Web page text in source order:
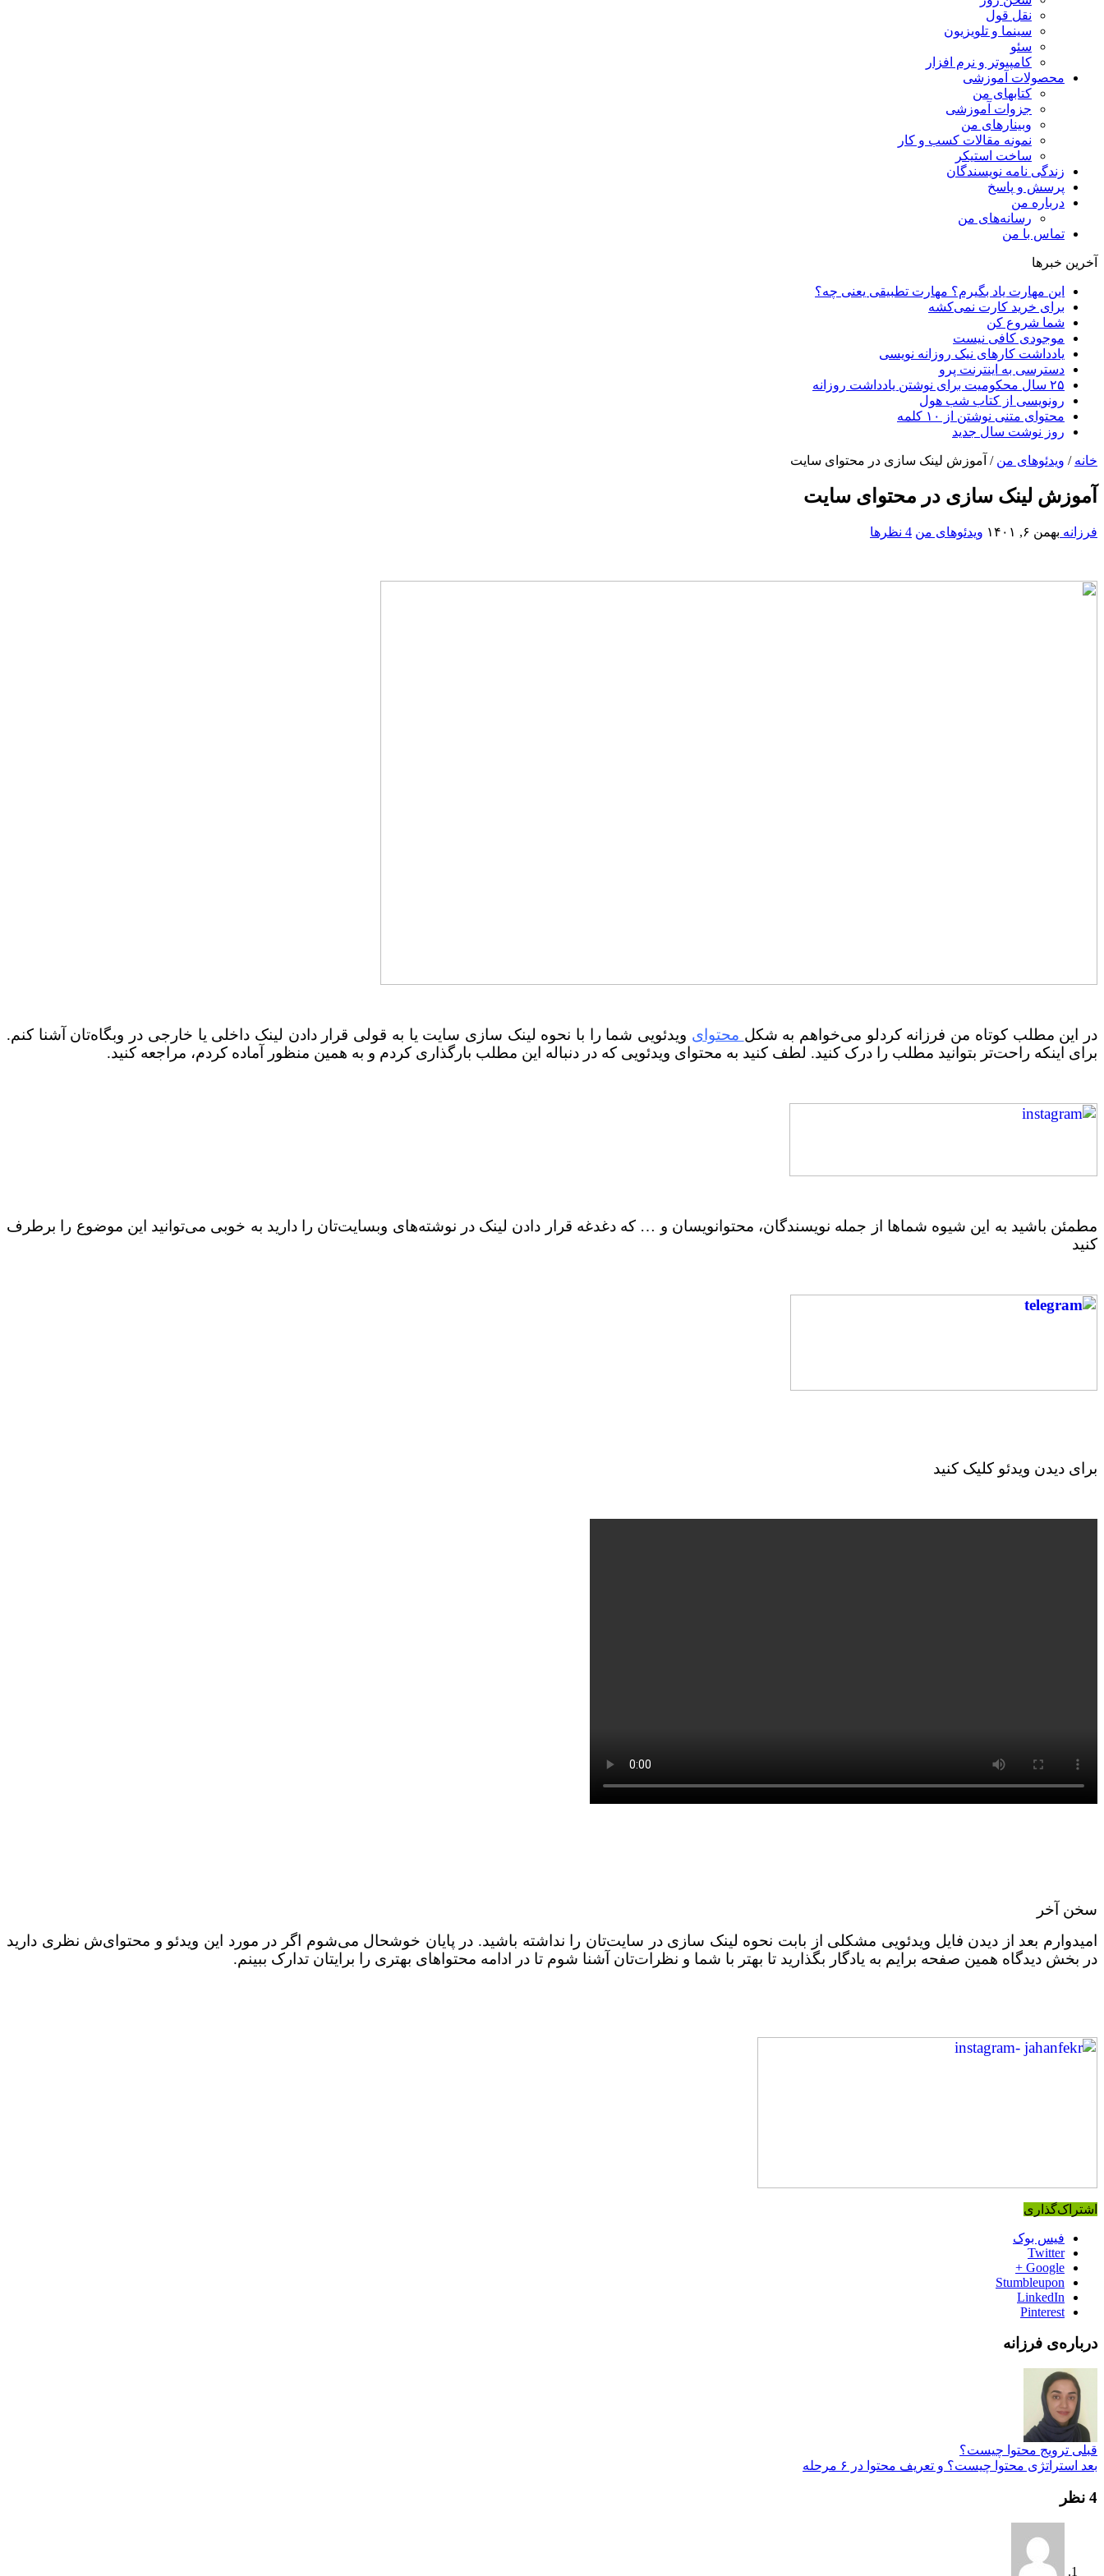
نقل قول
سینما و تلویزیون
سئو
کامپیوتر و نرم افزار
محصولات آموزشی
کتابهای من
جزوات آموزشی
وبینارهای من
نمونه مقالات کسب و کار
ساخت استیکر
زندگی نامه نویسندگان
پرسش و پاسخ
درباره من
رسانه‌ها‌ی من
تماس با من
آخرین خبرها
این مهارت یاد بگیرم؟ مهارت تطبیقی یعنی چه؟
برای خرید کارت نمی‌‌کشه
شما شروع کن
موجودی کافی نیست
یادداشت کارهای نیک روزانه نویسی
دسترسی به اینترنت پرو
۲۵ سال محکومیت برای نوشتن یادداشت روزانه
رونویسی از کتاب شب هول
محتوای متنی نوشتن از ۱۰ کلمه
روز نوشت سال جدید
خانه / ویدئوهای من / آموزش لینک سازی در محتوای سایت
آموزش لینک سازی در محتوای سایت
فرزانه بهمن ۶, ۱۴۰۱ ویدئوهای من 4 نظرها
در این مطلب کوتاه من فرزانه کردلو می‌خواهم به شکل محتوای ویدئویی شما را با نحوه لینک سازی سایت یا به قولی قرار دادن لینک داخلی یا خارجی در وبگاه‌تان آشنا کنم.
برای اینکه راحت‌تر بتوانید مطلب را درک کنید. لطف کنید به محتوای ویدئویی که در دنباله این مطلب بارگذاری کردم و به همین منظور آماده کردم، مراجعه کنید.
مطمئن باشید به این شیوه شماها از جمله نویسندگان، محتوانویسان و … که دغدغه قرار دادن لینک در نوشته‌های وبسایت‌تان را دارید به خوبی می‌توانید این موضوع را برطرف
کنید
برای دیدن ویدئو کلیک کنید
سخن آخر
امیدوارم بعد از دیدن فایل ویدئویی مشکلی از بابت نحوه لینک سازی در سایت‌تان را نداشته باشید. در پایان خوشحال می‌شوم اگر در مورد این ویدئو و محتوای‌ش نظری دارید
در بخش دیدگاه همین صفحه برایم به یادگار بگذارید تا بهتر با شما و نظرات‌تان آشنا شوم تا در ادامه محتواهای بهتری را برایتان تدارک ببینم.
اشتراک‌گذاری
فیس بوک
Twitter
Google +
Stumbleupon
LinkedIn
Pinterest
درباره‌ی فرزانه
قبلی ترویج محتوا چیست؟
بعد استراتژی محتوا چیست؟ و تعریف محتوا در ۶ مرحله
4 نظر